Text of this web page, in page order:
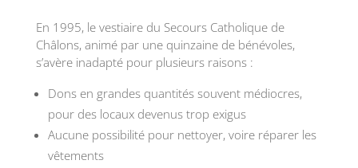
En 1995, le vestiaire du Secours Catholique de
Châlons, animé par une quinzaine de bénévoles,
s’avère inadapté pour plusieurs raisons :
Dons en grandes quantités souvent médiocres,
pour des locaux devenus trop exigus
Aucune possibilité pour nettoyer, voire réparer les
vêtements